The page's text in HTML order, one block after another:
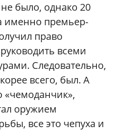
было, однако 20
именно премьер-
право
всеми
Следовательно,
всего, был. А
«чемоданчик»,
оружием
все это чепуха и